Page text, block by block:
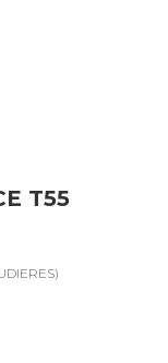
T55